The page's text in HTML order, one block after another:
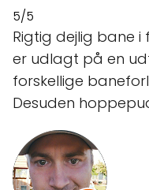
5/5
Rigtig dejlig bane i
er udlagt på en
forskellige
Desuden